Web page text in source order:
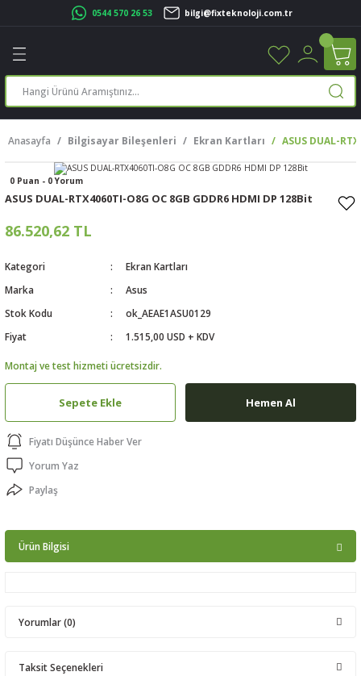
0544 570 26 53 bilgi@fixteknoloji.com.tr
Geri Dön
Geri Dön
Geri Dön
Yazıcı
Geri Dön
Geri Dön
Geri Dön
Geri Dön
Geri Dön
Anasayfa Bilgisayar Bileşenleri Ekran Kartları ASUS DUAL-
0 Puan - 0 Yorum
ASUS DUAL-RTX4060TI-O8G OC 8GB GDDR6 HDMI DP 128Bit
86.520,62 TL
Kategori
Ekran Kartları
Marka
Asus
Stok Kodu
ok_AEAE1ASU0129
Fiyat
1.515,00 USD + KDV
Montaj ve test hizmeti ücretsizdir.
Sepete Ekle Hemen Al
Fiyatı Düşünce Haber Ver
Yorum Yaz
Paylaş
Ürün Bilgisi
Yorumlar (0)
Taksit Seçenekleri